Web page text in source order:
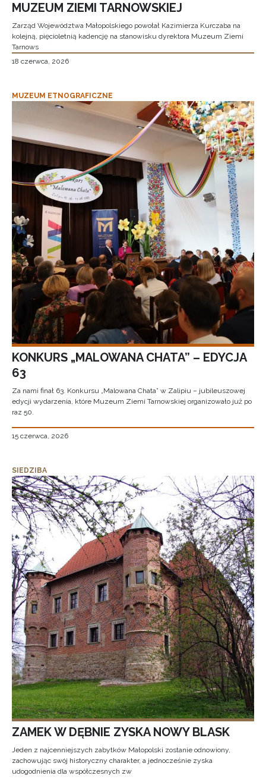
MUZEUM ZIEMI TARNOWSKIEJ
Zarząd Województwa Małopolskiego powołał Kazimierza Kurczaba na
kolejną, pięcioletnią kadencję na stanowisku dyrektora Muzeum Ziemi
Tarnows
18 czerwca, 2026
MUZEUM ETNOGRAFICZNE
KONKURS „MALOWANA CHATA” – EDYCJA
63
Za nami finał 63. Konkursu „Malowana Chata” w Zalipiu – jubileuszowej
edycji wydarzenia, które Muzeum Ziemi Tarnowskiej organizowało już po
raz 50.
15 czerwca, 2026
SIEDZIBA
ZAMEK W DĘBNIE ZYSKA NOWY BLASK
Jeden z najcenniejszych zabytków Małopolski zostanie odnowiony,
zachowując swój historyczny charakter, a jednocześnie zyska
udogodnienia dla współczesnych zw